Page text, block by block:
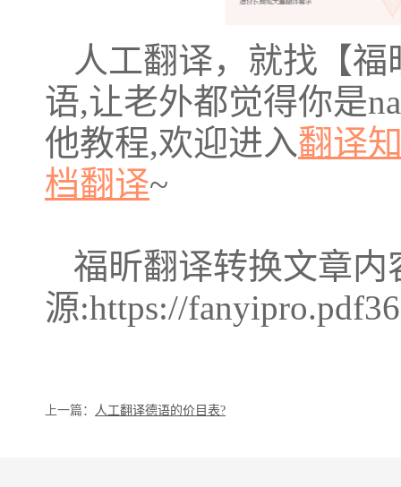
人工翻译，就找【
语,让老外都觉得你是
他教程,欢迎进入翻译
档翻译~
福昕翻译转换文章内
源:https://
上一篇： 人工翻译德语的价目表?